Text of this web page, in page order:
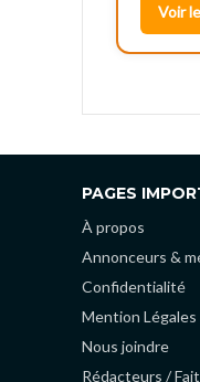
Voir
PAGES
À propos
Annonceurs &
Confidentialité
Mention Légales
Nous joindre
Rédacteurs /